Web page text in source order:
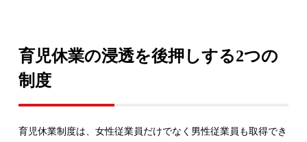
育児休業の浸透を後押しする2つの
制度
育児休業制度は、女性従業員だけでなく男性従業員も取得でき